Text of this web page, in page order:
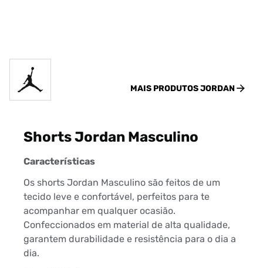
MAIS PRODUTOSJORDAN
Shorts Jordan Masculino
Características
Os shorts Jordan Masculino são feitos de um
tecido leve e confortável, perfeitos para te
acompanhar em qualquer ocasião.
Confeccionados em material de alta qualidade,
garantem durabilidade e resistência para o dia a
dia.